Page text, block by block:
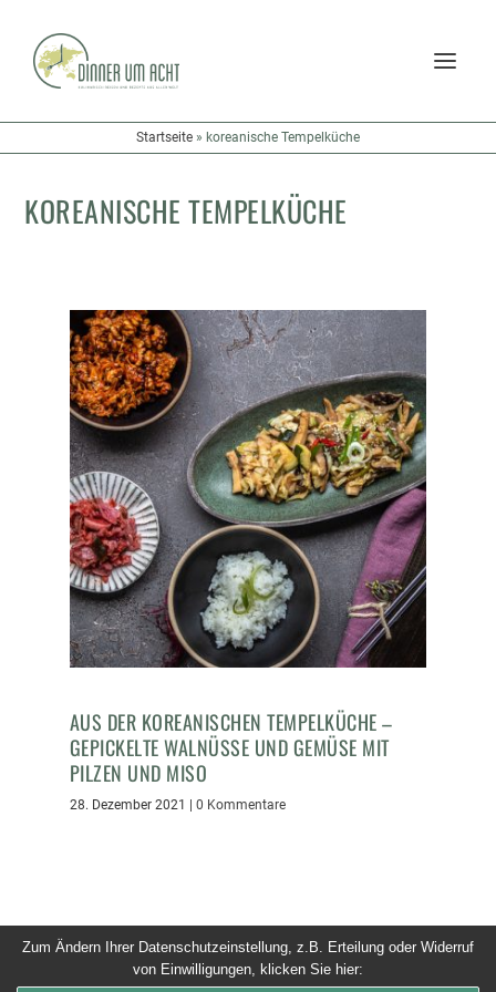
Startseite » koreanische Tempelküche
KOREANISCHE TEMPELKÜCHE
AUS DER KOREANISCHEN TEMPELKÜCHE –
GEPICKELTE WALNÜSSE UND GEMÜSE MIT
PILZEN UND MISO
28. Dezember 2021 | 0 Kommentare
© 2026 Dinner um Acht. Alle Rechte vorbehalten
Zum Ändern Ihrer Datenschutzeinstellung, z.B. Erteilung oder Widerruf
von Einwilligungen, klicken Sie hier: